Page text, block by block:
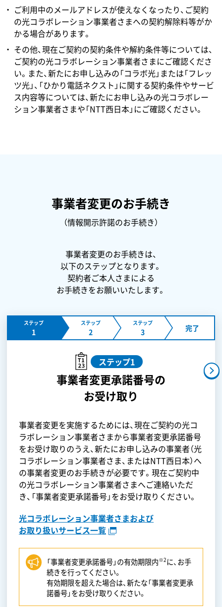
ご利用中のメールアドレスが使えなくなったり、ご契約
の光コラボレーション事業者さまへの契約解除料等がか
かる場合があります。
その他、現在ご契約の契約条件や解約条件等については、
ご契約の光コラボレーション事業者さまにご確認くださ
い。また、新たにお申し込みの「コラボ光」または「フレッ
ツ光」、「ひかり電話ネクスト」に関する契約条件やサービ
ス内容等については、新たにお申し込みの光コラボレー
ション事業者さまや「NTT西日本」にご確認ください。
事業者変更のお手続き
（情報開示許諾のお手続き）
事業者変更のお手続きは、
以下のステップとなります。
契約者ご本人さまによる
お手続きをお願いいたします。
ステップ
1
ステップ
2
ステップ
3 完了
ステップ1
事業者変更承諾番号の
お受け取り
事業者変更を実施するためには、現在ご契約の光コ
ラボレーション事業者さまから事業者変更承諾番号
をお受け取りのうえ、新たにお申し込みの事業者（光
コラボレーション事業者さま、またはNTT西日本）へ
の事業者変更のお手続きが必要です。現在ご契約中
の光コラボレーション事業者さまへご連絡いただ
き、「事業者変更承諾番号」をお受け取りください。
光コラボレーション事業者さまおよび
お取り扱いサービス一覧
「事業者変更承諾番号」の有効期限内※2に、お手
続きを行ってください。
有効期限を超えた場合は、新たな「事業者変更承
諾番号」をお受け取りください。